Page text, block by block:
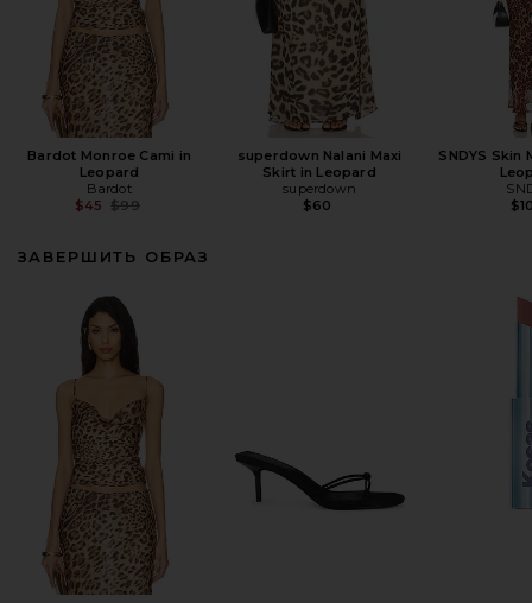
Bardot Monroe Cami in
Leopard
Bardot
$45
Previous price:
$99
superdown Nalani Maxi
Skirt in Leopard
superdown
$60
SNDYS Skin
ЗАВЕРШИТЬ ОБРАЗ